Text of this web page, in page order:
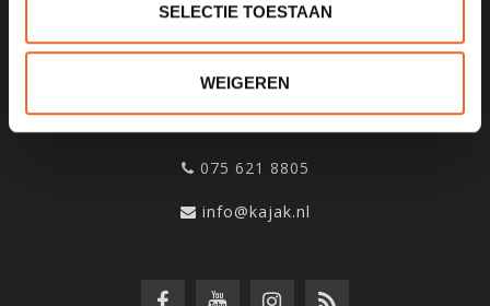
SELECTIE TOESTAAN
WEIGEREN
1531MD
075 621 8805
info@kajak.nl